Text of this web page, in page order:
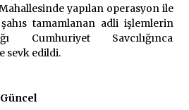
DİNÇER AKYALI’DAN EĞİTİME
Yollarda
yapılan operasyon ile
tamamlanan adli işlemlerin
Cumhuriyet Savcılığınca
sevk edildi.
Güncel